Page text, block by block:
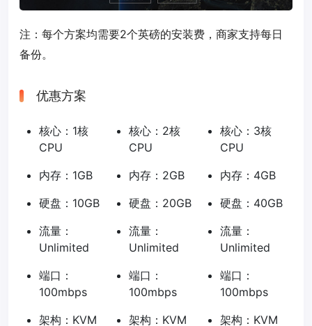
注：每个方案均需要2个英磅的安装费，商家支持每日
备份。
优惠方案
核心：1核
CPU
内存：1GB
硬盘：10GB
流量：
Unlimited
端口：
100mbps
架构：KVM
核心：2核
CPU
内存：2GB
硬盘：20GB
流量：
Unlimited
端口：
100mbps
架构：KVM
核心：3核
CPU
内存：4GB
硬盘：40GB
流量：
Unlimited
端口：
100mbps
架构：KVM